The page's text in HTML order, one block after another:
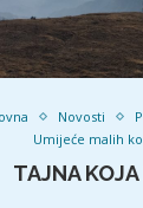
Novosti
Umijeće malih
TAJNA KOJA